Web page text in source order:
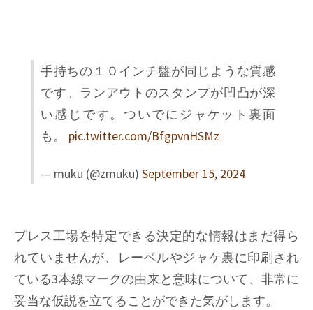
手持ちの１０インチ盤が同じような質感
です。ランアウトのスタンプが凹凸が深
い感じです。ついでにジャケット裏面
も。 pic.twitter.com/BfgpvnHSMz
— muku (@zmuku) September 15, 2024
プレス工場を特定できる決定的な情報はまだ得ら
れていませんが、レーベルやジャケ裏に印刷され
ている3本線マークの由来と意味について、非常に
妥当な仮説を立てることができた気がします。